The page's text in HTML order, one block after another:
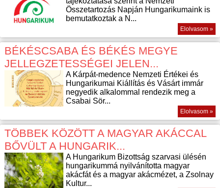
Összetartozás Napján Hungarikumaink is
bemutatkoztak a N...
Elolvasom »
BÉKÉSCSABA ÉS BÉKÉS MEGYE
JELLEGZETESSÉGEI JELEN...
A Kárpát-medence Nemzeti Értékei és
Hungarikumai Kiállítás és Vásárt immár
negyedik alkalommal rendezik meg a
Csabai Sör...
Elolvasom »
TÖBBEK KÖZÖTT A MAGYAR AKÁCCAL
BŐVÜLT A HUNGARIK...
A Hungarikum Bizottság szarvasi ülésén
hungarikummá nyilvánította magyar
akácfát és a magyar akácmézet, a Zsolnay
Kultur...